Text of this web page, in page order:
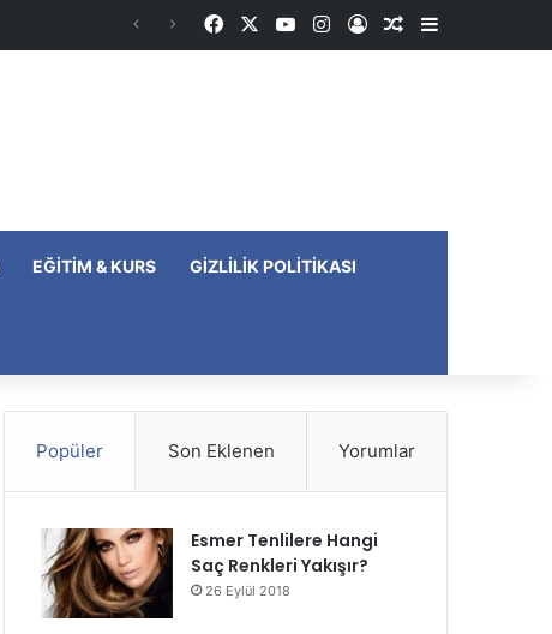
FacebookYouTubeInstagram
Kayıt OlRastgele Makale
Kenar
EĞITIM & KURS GIZLILIK POLITIKASI
Popüler Son Eklenen Yorumlar
Esmer Tenlilere Hangi
Saç Renkleri Yakışır?
26 Eylül 2018